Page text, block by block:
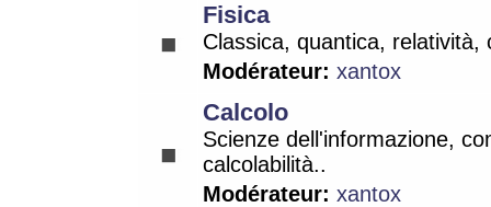
Fisica
Classica, quantica, relatività,
Modérateur: xantox
Calcolo
Scienze dell'informazione,
calcolabilità..
Modérateur: xantox